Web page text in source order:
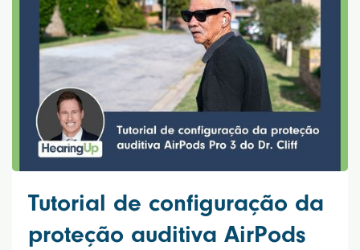
Tutorial de configuração da
proteção auditiva AirPods